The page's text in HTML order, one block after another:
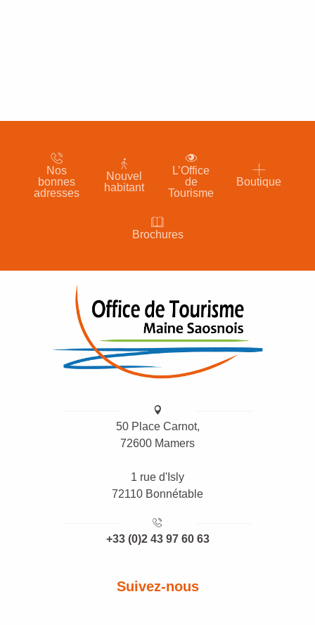
Nos
bonnes
adresses
Nouvel
habitant
L’Office
de
Tourisme
Boutique
Brochures
50 Place Carnot,
72600 Mamers
1 rue d'Isly
72110 Bonnétable
+33 (0)2 43 97 60 63
Suivez-nous